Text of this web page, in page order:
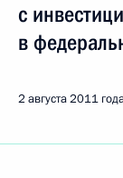
с
в
2 августа 2011